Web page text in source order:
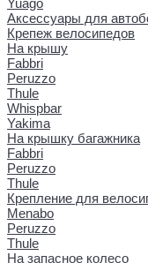
Аксессуары для
Крепеж велосипедов
На крышу
Fabbri
Peruzzo
Thule
Whispbar
Yakima
На крышку багажника
Fabbri
Peruzzo
Thule
Крепление для
Menabo
Peruzzo
Thule
На запасное колесо